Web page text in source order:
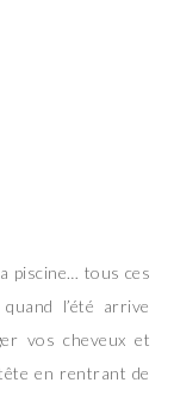
piscine… tous ces
l’été arrive
vos cheveux et
en rentrant de